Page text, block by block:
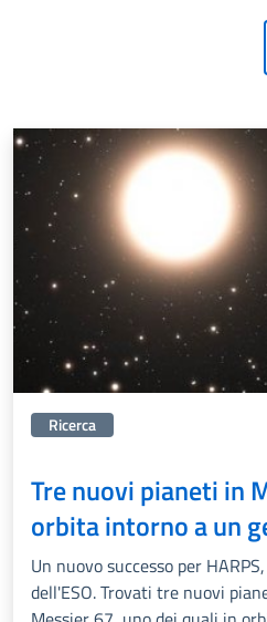
Categorie correlata:
Ricerca
Tre nuovi pianeti in
orbita intorno a un
Un nuovo successo per
dell'ESO. Trovati tre nuovi